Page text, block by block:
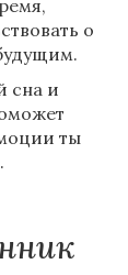
о
сна и
ты